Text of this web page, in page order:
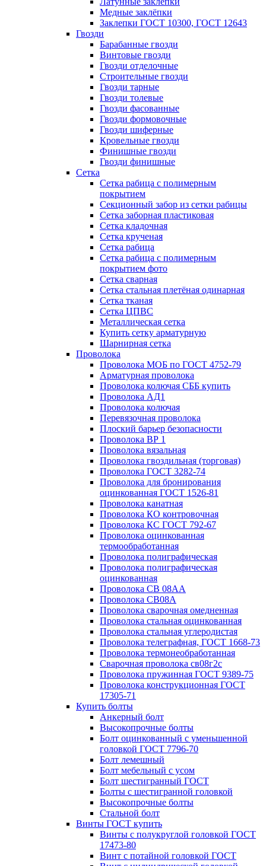
Медные заклёпки
Заклепки ГОСТ 10300, ГОСТ 12643
Гвозди
Барабанные гвозди
Винтовые гвозди
Гвозди отделочные
Строительные гвозди
Гвозди тарные
Гвозди толевые
Гвозди фасованные
Гвозди формовочные
Гвозди шиферные
Кровельные гвозди
Финишные гвозди
Гвозди финишные
Сетка
Сетка рабица с полимерным
покрытием
Секционный забор из сетки рабицы
Сетка заборная пластиковая
Сетка кладочная
Сетка крученая
Сетка рабица
Сетка рабица с полимерным
покрытием фото
Сетка сварная
Сетка стальная плетёная одинарная
Сетка тканая
Сетка ЦПВС
Металлическая сетка
Купить сетку арматурную
Шарнирная сетка
Проволока
Проволока МОБ по ГОСТ 4752-79
Арматурная проволока
Проволока колючая СББ купить
Проволока АД1
Проволока колючая
Перевязочная проволока
Плоский барьер безопасности
Проволока ВР 1
Проволока вязальная
Проволока гвоздильная (торговая)
Проволока ГОСТ 3282-74
Проволока для бронирования
оцинкованная ГОСТ 1526-81
Проволока канатная
Проволока КО контровочная
Проволока КС ГОСТ 792-67
Проволока оцинкованная
термообработанная
Проволока полиграфическая
Проволока полиграфическая
оцинкованная
Проволока СВ 08АА
Проволока СВ08А
Проволока сварочная омедненная
Проволока стальная оцинкованная
Проволока стальная углеродистая
Проволока телеграфная, ГОСТ 1668-73
Проволока термонеобработанная
Сварочная проволока св08г2с
Проволока пружинная ГОСТ 9389-75
Проволока конструкционная ГОСТ
17305-71
Купить болты
Анкерный болт
Высокопрочные болты
Болт оцинкованный с уменьшенной
головкой ГОСТ 7796-70
Болт лемешный
Болт мебельный с усом
Болт шестигранный ГОСТ
Болты с шестигранной головкой
Высокопрочные болты
Стальной болт
Винты ГОСТ купить
Винты с полукруглой головкой ГОСТ
17473-80
Винт с потайной головкой ГОСТ